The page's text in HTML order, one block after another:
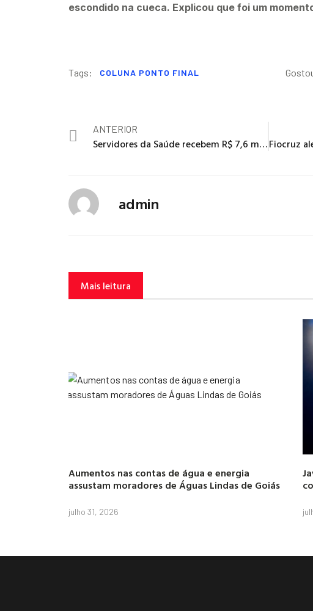
escondido na cueca. Explicou que foi um
Tags: COLUNA PONTO FINAL
ANTERIOR
Servidores da Saúde recebem R$ 7,6 milhões em pecúnia
admin
Mais leitura
Aumentos nas contas de água e energia
assustam moradores de Águas Lindas de Goiás
julho 31, 2026